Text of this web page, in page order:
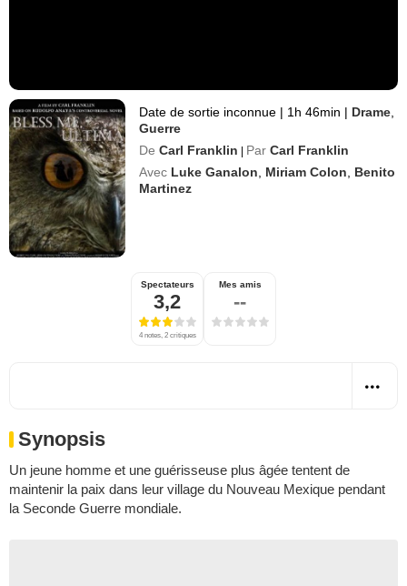
Date de sortie inconnue | 1h 46min | Drame
Guerre
De Carl Franklin | Par Carl Franklin
Avec Luke Ganalon Miriam Colon
Benito
Martinez
Spectateurs
3,2
4 notes, 2 critiques
Mes amis
--
Synopsis
Un jeune homme et une guérisseuse plus âgée tentent de
maintenir la paix dans leur village du Nouveau Mexique pendant
la Seconde Guerre mondiale.